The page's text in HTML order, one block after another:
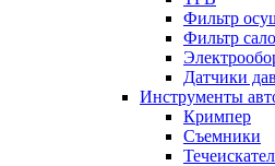
Фильтр
Фильтр
Датчики
Инструменты
Кримпер
Съемники